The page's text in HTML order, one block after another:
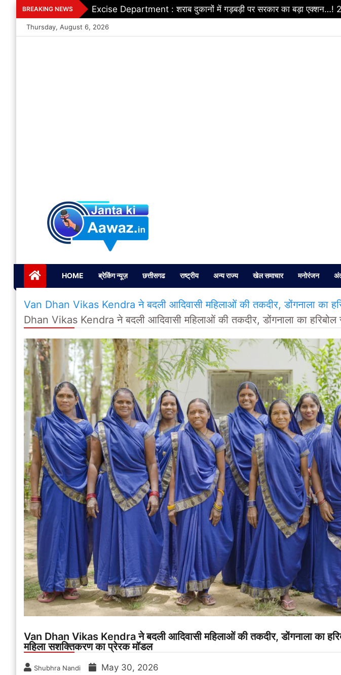
Skip
to
content
BREAKING NEWS Excise Department : शराब दुकानों में गड़बड़ी पर सरकार का बड़ा एक्शन…! 2
Thursday, August 6, 2026
Janta ki Aawaz
HOME ब्रेकिंग न्यूज़ छत्तीसगढ राष्ट्रीय अन्य राज्य खेल समाचार मनोरंजन
Van Dhan Vikas Kendra ने बदली आदिवासी महिलाओं की तकदीर, डोंगनाला का
Dhan Vikas Kendra ने बदली आदिवासी महिलाओं की तकदीर, डोंगनाला का
Van Dhan Vikas Kendra ने बदली आदिवासी महिलाओं की तकदीर, डोंगनाला का
महिला सशक्तिकरण का प्रेरक मॉडल
Shubhra Nandi May 30, 2026